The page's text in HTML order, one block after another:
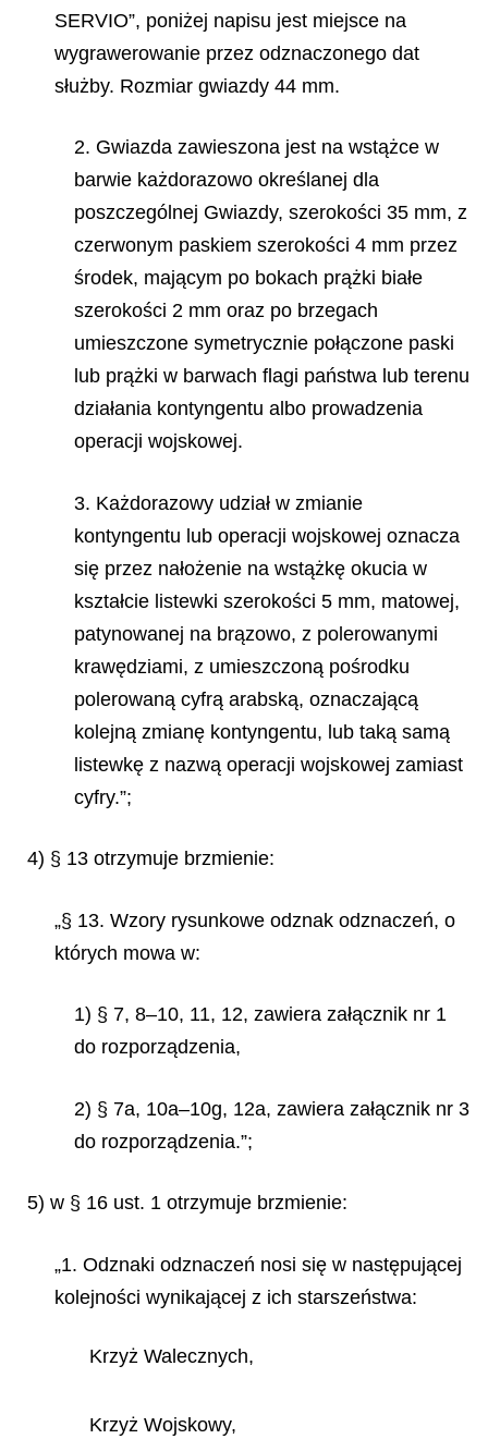
SERVIO”, poniżej napisu jest miejsce na
wygrawerowanie przez odznaczonego dat
służby. Rozmiar gwiazdy 44 mm.
2. Gwiazda zawieszona jest na wstążce w
barwie każdorazowo określanej dla
poszczególnej Gwiazdy, szerokości 35 mm, z
czerwonym paskiem szerokości 4 mm przez
środek, mającym po bokach prążki białe
szerokości 2 mm oraz po brzegach
umieszczone symetrycznie połączone paski
lub prążki w barwach flagi państwa lub terenu
działania kontyngentu albo prowadzenia
operacji wojskowej.
3. Każdorazowy udział w zmianie
kontyngentu lub operacji wojskowej oznacza
się przez nałożenie na wstążkę okucia w
kształcie listewki szerokości 5 mm, matowej,
patynowanej na brązowo, z polerowanymi
krawędziami, z umieszczoną pośrodku
polerowaną cyfrą arabską, oznaczającą
kolejną zmianę kontyngentu, lub taką samą
listewkę z nazwą operacji wojskowej zamiast
cyfry.”;
4) § 13 otrzymuje brzmienie:
„§ 13. Wzory rysunkowe odznak odznaczeń, o
których mowa w:
1) § 7, 8–10, 11, 12, zawiera załącznik nr 1
do rozporządzenia,
2) § 7a, 10a–10g, 12a, zawiera załącznik nr 3
do rozporządzenia.”;
5) w § 16 ust. 1 otrzymuje brzmienie:
„1. Odznaki odznaczeń nosi się w następującej
kolejności wynikającej z ich starszeństwa:
Krzyż Walecznych,
Krzyż Wojskowy,